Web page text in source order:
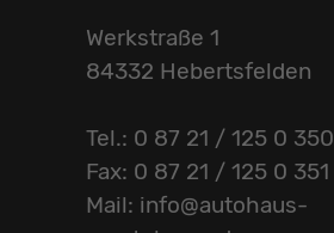
Werkstraße 1
84332 Hebertsfelden
Tel.: 0 87 21 / 125 0 350
Fax: 0 87 21 / 125 0 351
Mail: info@autohaus-